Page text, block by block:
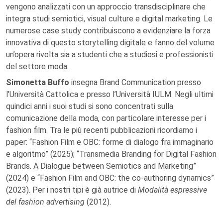
vengono analizzati con un approccio transdisciplinare che
integra studi semiotici, visual culture e digital marketing. Le
numerose case study contribuiscono a evidenziare la forza
innovativa di questo storytelling digitale e fanno del volume
un’opera rivolta sia a studenti che a studiosi e professionisti
del settore moda.
Simonetta Buffo insegna Brand Communication presso
l’Università Cattolica e presso l’Università IULM. Negli ultimi
quindici anni i suoi studi si sono concentrati sulla
comunicazione della moda, con particolare interesse per i
fashion film. Tra le più recenti pubblicazioni ricordiamo i
paper: “Fashion Film e OBC: forme di dialogo fra immaginario
e algoritmo” (2025); “Transmedia Branding for Digital Fashion
Brands. A Dialogue between Semiotics and Marketing”
(2024) e “Fashion Film and OBC: the co-authoring dynamics”
(2023). Per i nostri tipi è già autrice di Modalità espressive
del fashion advertising (2012).